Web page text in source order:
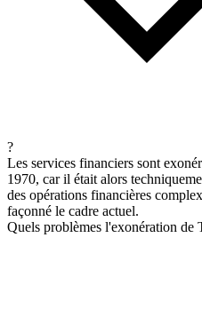
?
Les services financiers sont
1970, car il était alors
des opérations financières
façonné le cadre actuel.
Quels problèmes l'exonération de